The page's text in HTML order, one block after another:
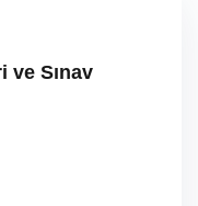
ve Sınav